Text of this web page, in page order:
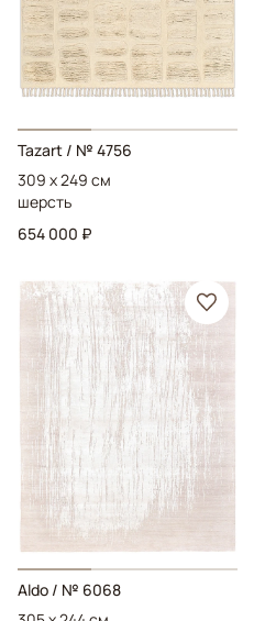
Tazart / № 4756
309 x 249 см
шерсть
654 000 ₽
Aldo / № 6068